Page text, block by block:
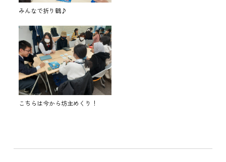
みんなで折り鶴♪
こちらは今から坊主めくり！